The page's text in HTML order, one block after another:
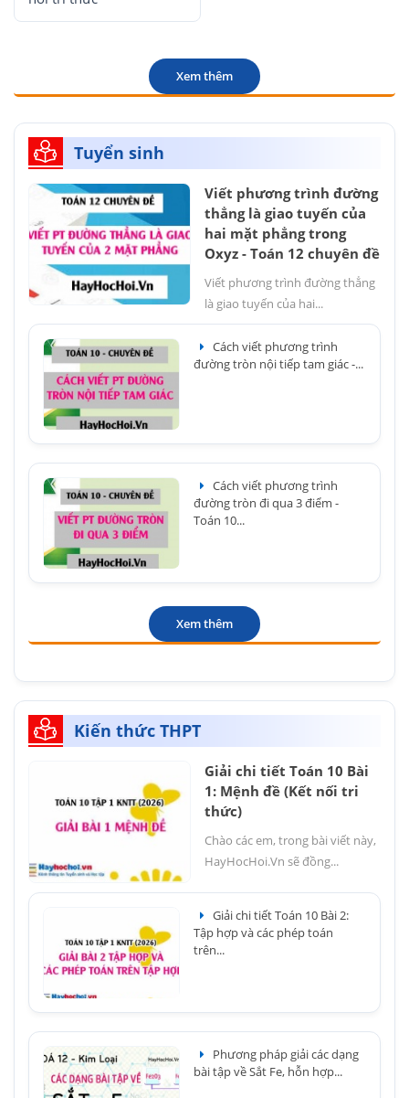
Xem thêm
Tuyển sinh
Viết phương trình đường
thẳng là giao tuyến của
hai mặt phẳng trong
Oxyz - Toán 12 chuyên đề
Viết phương trình đường thẳng
là giao tuyến của hai...
Cách viết phương trình
đường tròn nội tiếp tam giác -...
Cách viết phương trình
đường tròn đi qua 3 điểm -
Toán 10...
Xem thêm
Kiến thức THPT
Giải chi tiết Toán 10 Bài
1: Mệnh đề (Kết nối tri
thức)
Chào các em, trong bài viết này,
HayHocHoi.Vn sẽ đồng...
Giải chi tiết Toán 10 Bài 2:
Tập hợp và các phép toán
trên...
Phương pháp giải các dạng
bài tập về Sắt Fe, hỗn hợp...